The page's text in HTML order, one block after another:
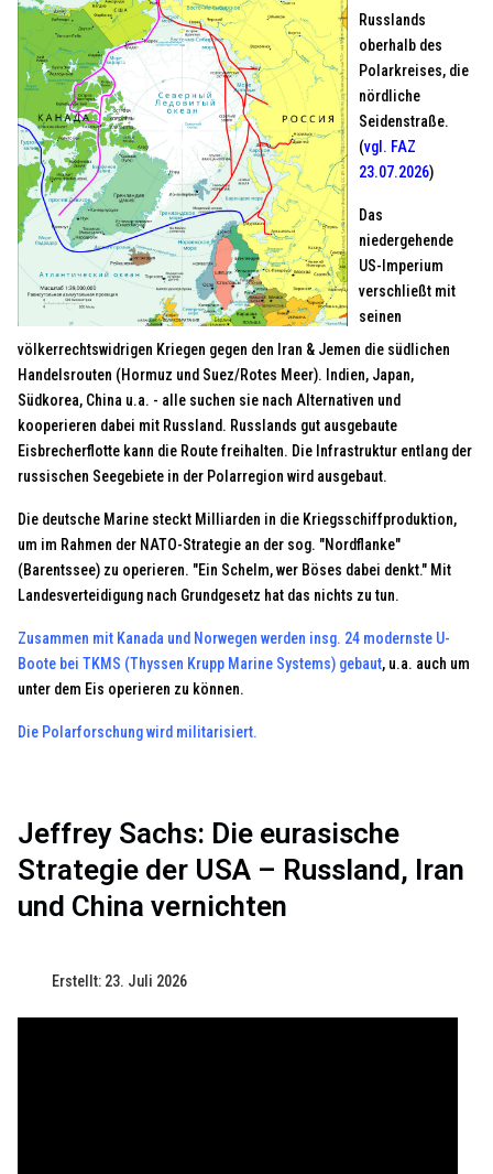
Russlands
oberhalb des
Polarkreises, die
nördliche
Seidenstraße.
(vgl. FAZ
23.07.2026)
Das
niedergehende
US-Imperium
verschließt mit
seinen
völkerrechtswidrigen Kriegen gegen den Iran & Jemen die südlichen
Handelsrouten (Hormuz und Suez/Rotes Meer). Indien, Japan,
Südkorea, China u.a. - alle suchen sie nach Alternativen und
kooperieren dabei mit Russland. Russlands gut ausgebaute
Eisbrecherflotte kann die Route freihalten. Die Infrastruktur entlang der
russischen Seegebiete in der Polarregion wird ausgebaut.
Die deutsche Marine steckt Milliarden in die Kriegsschiffproduktion,
um im Rahmen der NATO-Strategie an der sog. "Nordflanke"
(Barentssee) zu operieren. "Ein Schelm, wer Böses dabei denkt." Mit
Landesverteidigung nach Grundgesetz hat das nichts zu tun.
Zusammen mit Kanada und Norwegen werden insg. 24 modernste U-
Boote bei TKMS (Thyssen Krupp Marine Systems) gebaut, u.a. auch um
unter dem Eis operieren zu können.
Die Polarforschung wird militarisiert.
Jeffrey Sachs: Die eurasische
Strategie der USA – Russland, Iran
und China vernichten
Erstellt: 23. Juli 2026